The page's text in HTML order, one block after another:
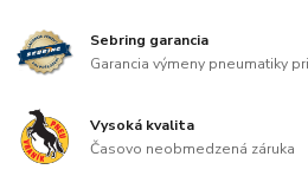
Sebring garancia
Garancia výmeny pneumatiky
Vysoká kvalita
Časovo neobmedzená záruka